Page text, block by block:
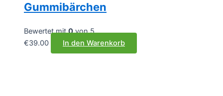
Gummibärchen
Bewertet mit0von 5
€39.00 In den Warenkorb